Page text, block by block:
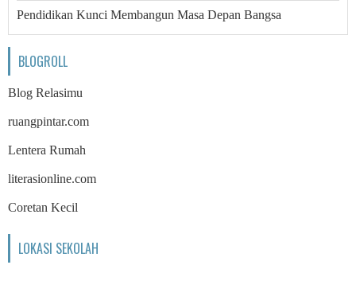
Pendidikan Kunci Membangun Masa Depan Bangsa
BLOGROLL
Blog Relasimu
ruangpintar.com
Lentera Rumah
literasionline.com
Coretan Kecil
LOKASI SEKOLAH